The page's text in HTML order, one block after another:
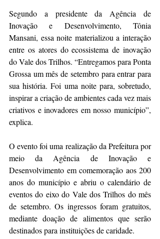
Segundo a presidente da Agência de
Inovação e Desenvolvimento, Tônia
Mansani, essa noite materializou a interação
entre os atores do ecossistema de inovação
do Vale dos Trilhos. “Entregamos para Ponta
Grossa um mês de setembro para entrar para
sua história. Foi uma noite para, sobretudo,
inspirar a criação de ambientes cada vez mais
criativos e inovadores em nosso município”,
explica.
O evento foi uma realização da Prefeitura por
meio da Agência de Inovação e
Desenvolvimento em comemoração aos 200
anos do município e abriu o calendário de
eventos do eixo do Vale dos Trilhos do mês
de setembro. Os ingressos foram gratuitos,
mediante doação de alimentos que serão
destinados para instituições de caridade.